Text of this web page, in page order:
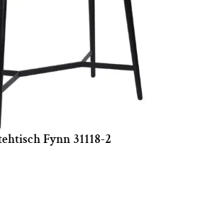
Fynn 31118-2